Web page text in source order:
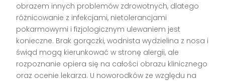
obrazem innych problemów zdrowotnych, dlatego
różnicowanie z infekcjami, nietolerancjami
pokarmowymi i fizjologicznym ulewaniem jest
konieczne. Brak gorączki, wodnista wydzielina z nosa i
świąd mogą kierunkować w stronę alergii, ale
rozpoznanie opiera się na całości obrazu klinicznego
oraz ocenie lekarza. U noworodków ze względu na